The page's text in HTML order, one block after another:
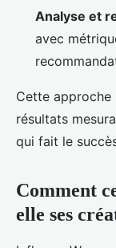
Analyse et
avec
Cette
résultats
qui fait le
Comment
elle ses